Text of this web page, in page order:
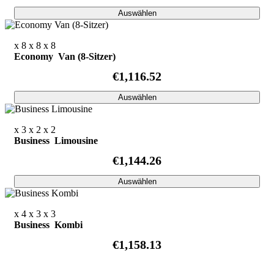
Auswählen
x 8 x 8 x 8
Economy Van (8-Sitzer)
€1,116.52
Auswählen
x 3 x 2 x 2
Business Limousine
€1,144.26
Auswählen
x 4 x 3 x 3
Business Kombi
€1,158.13